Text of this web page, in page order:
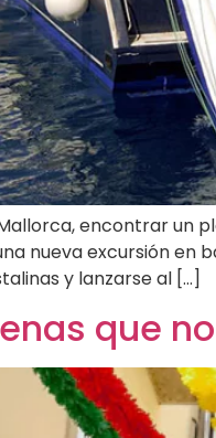
encontrar un
nueva excursión
y lanzarse al […]
que